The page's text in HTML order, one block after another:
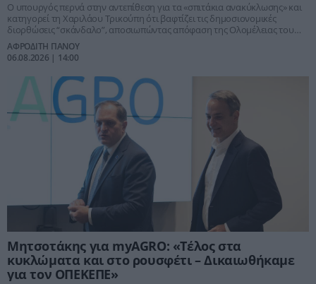
Ο υπουργός περνά στην αντεπίθεση για τα «σπιτάκια ανακύκλωσης» και
κατηγορεί τη Χαριλάου Τρικούπη ότι βαφτίζει τις δημοσιονομικές
διορθώσεις “σκάνδαλο”, αποσιωπώντας απόφαση της Ολομέλειας του
Ελεγκτικού Συνεδρίου για τιμή, ανταγωνισμό και τεχνικές προδιαγραφές.
ΑΦΡΟΔΙΤΗ ΠΑΝΟΥ
06.08.2026 | 14:00
Μητσοτάκης για myAGRO: «Τέλος στα
κυκλώματα και στο ρουσφέτι – Δικαιωθήκαμε
για τον ΟΠΕΚΕΠΕ»